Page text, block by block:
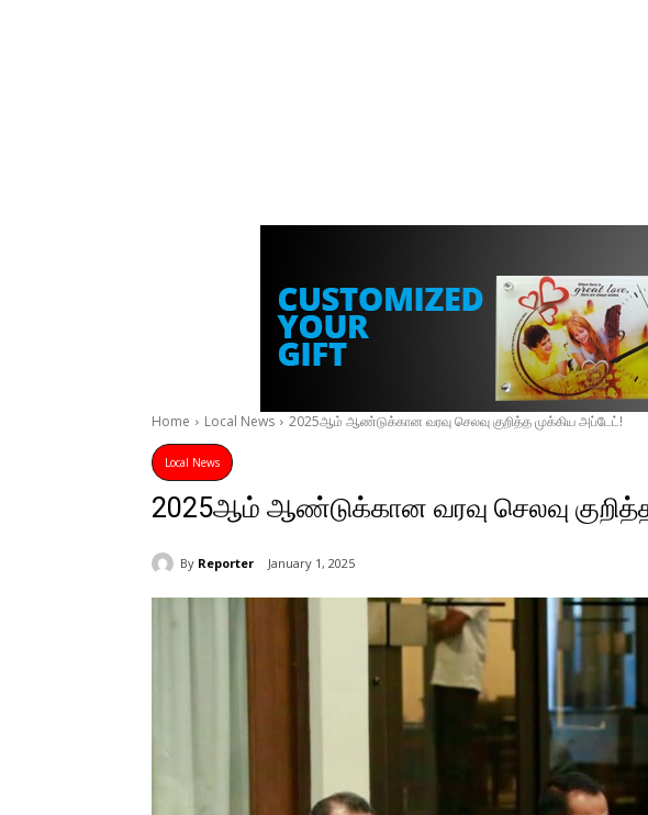
Home Local News 2025ஆம் ஆண்டுக்கான வரவு செலவு குறித்த முக்கிய அப்டேட்!
Local News
2025ஆம் ஆண்டுக்கான வரவு செலவு
By Reporter January 1, 2025